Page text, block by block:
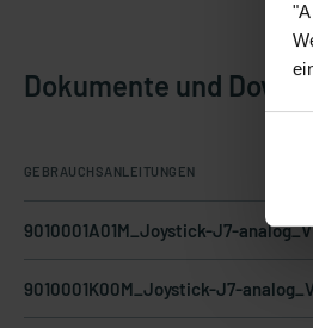
Dokumente und
GEBRAUCHSANLEITUNGEN
9010001A01M_Joystick-J7-
9010001K00M_Joystick-J7-